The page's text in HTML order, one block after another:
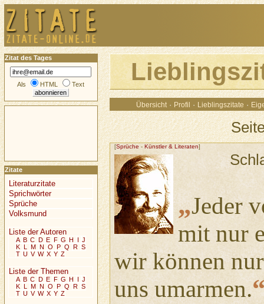
Übersicht · Profil · Lieblingszitate ·
[Sprüche - Künstler & Literaten]
„Jeder
mit nur
wir können
uns umarmen.
Zitat des Tages
Als HTML Text
Zitate
Literaturzitate
Sprichwörter
Sprüche
Volksmund
Liste der Autoren
A B C D E F G H I J
K L M N O P Q R S
T U V W X Y Z
Liste der Themen
A B C D E F G H I J
K L M N O P Q R S
T U V W X Y Z